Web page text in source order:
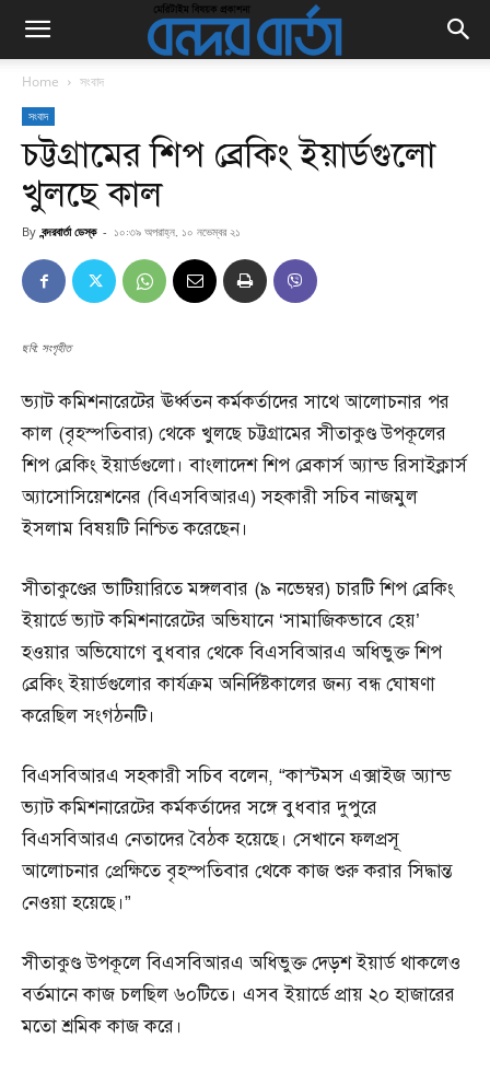
Home সংবাদ
সংবাদ
চট্টগ্রামের শিপ ব্রেকিং ইয়ার্ডগুলো
খুলছে কাল
By বন্দরবার্তা ডেস্ক - ১০:৩৯ অপরাহ্ন, ১০ নভেম্বর ২১
ছবি: সংগৃহীত
ভ্যাট কমিশনারেটের ঊর্ধ্বতন কর্মকর্তাদের সাথে আলোচনার পর
কাল (বৃহস্পতিবার) থেকে খুলছে চট্টগ্রামের সীতাকুণ্ড উপকূলের
শিপ ব্রেকিং ইয়ার্ডগুলো। বাংলাদেশ শিপ ব্রেকার্স অ্যান্ড রিসাইক্লার্স
অ্যাসোসিয়েশনের (বিএসবিআরএ) সহকারী সচিব নাজমুল
ইসলাম বিষয়টি নিশ্চিত করেছেন।
সীতাকুণ্ডের ভাটিয়ারিতে মঙ্গলবার (৯ নভেম্বর) চারটি শিপ ব্রেকিং
ইয়ার্ডে ভ্যাট কমিশনারেটের অভিযানে ‘সামাজিকভাবে হেয়’
হওয়ার অভিযোগে বুধবার থেকে বিএসবিআরএ অধিভুক্ত শিপ
ব্রেকিং ইয়ার্ডগুলোর কার্যক্রম অনির্দিষ্টকালের জন্য বন্ধ ঘোষণা
করেছিল সংগঠনটি।
বিএসবিআরএ সহকারী সচিব বলেন, “কাস্টমস এক্সাইজ অ্যান্ড
ভ্যাট কমিশনারেটের কর্মকর্তাদের সঙ্গে বুধবার দুপুরে
বিএসবিআরএ নেতাদের বৈঠক হয়েছে। সেখানে ফলপ্রসূ
আলোচনার প্রেক্ষিতে বৃহস্পতিবার থেকে কাজ শুরু করার সিদ্ধান্ত
নেওয়া হয়েছে।”
সীতাকুণ্ড উপকূলে বিএসবিআরএ অধিভুক্ত দেড়শ ইয়ার্ড থাকলেও
বর্তমানে কাজ চলছিল ৬০টিতে। এসব ইয়ার্ডে প্রায় ২০ হাজারের
মতো শ্রমিক কাজ করে।